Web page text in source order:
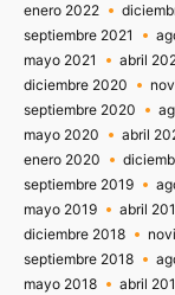
enero 2022
septiembre 2021
mayo 2021
abril
diciembre 2020
septiembre 2020
mayo 2020
abril
enero 2020
septiembre 2019
mayo 2019
abril
diciembre 2018
septiembre 2018
mayo 2018
abril